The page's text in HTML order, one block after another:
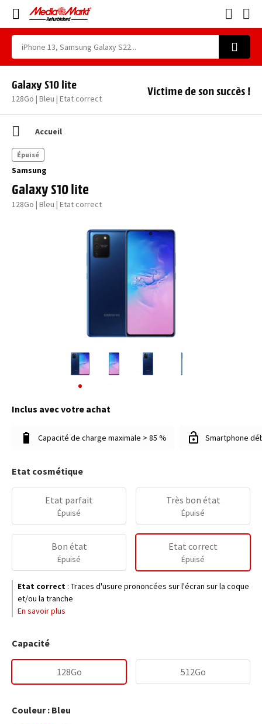
Galaxy S10 lite
128Go | Bleu | Etat correct
Victime de son succès !
Accueil
Samsung
Galaxy S10 lite
128Go | Bleu | Etat correct
Épuisé
Inclus avec votre achat
Capacité de charge maximale > 85 % Smartphone
Etat cosmétique
Etat parfait
Épuisé
Très bon état
Épuisé
Bon état
Épuisé
Etat correct
Épuisé
Etat correct : Traces d'usure prononcées sur l'écran sur la coque
et/ou la tranche
En savoir plus
Capacité
128Go 512Go
Couleur : Bleu